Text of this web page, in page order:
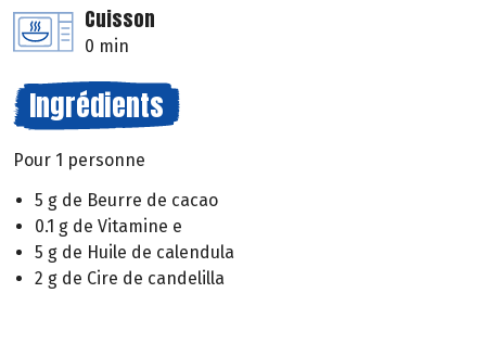
Cuisson
0 min
Ingrédients
Pour 1 personne
5 g de Beurre de cacao
0.1 g de Vitamine e
5 g de Huile de calendula
2 g de Cire de candelilla